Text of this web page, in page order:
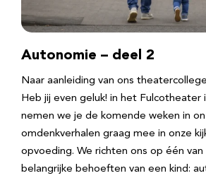
Autonomie – deel 2
Naar aanleiding van ons
Heb jij even geluk! in het Fulcotheater
nemen we je de komende weken in
omdenkverhalen graag mee in onze
opvoeding. We richten ons op één
belangrijke behoeften van een kind: